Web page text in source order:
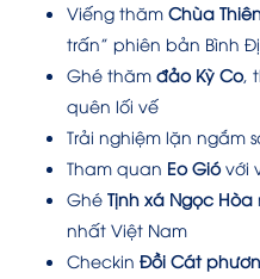
Viếng thăm Chùa
trấn” phiên bản Bình
Ghé thăm đảo Kỳ Co,
quên lối vế
Trải nghiệm lặn ngắm
Tham quan Eo Gióvới
Ghé Tịnh xá Ngọc Hòa
nhất Việt Nam
Checkin Đồi Cát